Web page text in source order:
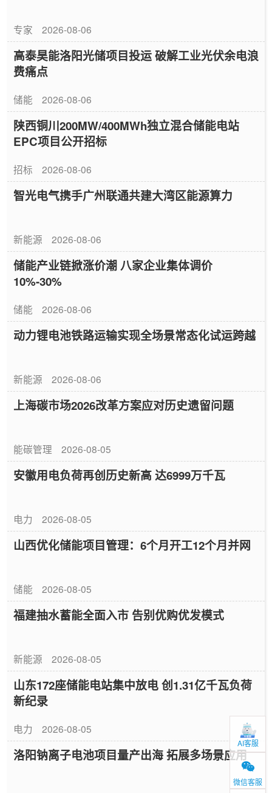
专家 2026-08-06
高泰昊能洛阳光储项目投运 破解工业光伏余电浪
费痛点
储能 2026-08-06
陕西铜川200MW/400MWh独立混合储能电站
EPC项目公开招标
招标 2026-08-06
智光电气携手广州联通共建大湾区能源算力
新能源 2026-08-06
储能产业链掀涨价潮 八家企业集体调价
10%-30%
储能 2026-08-06
动力锂电池铁路运输实现全场景常态化试运跨越
新能源 2026-08-06
上海碳市场2026改革方案应对历史遗留问题
能碳管理 2026-08-05
安徽用电负荷再创历史新高 达6999万千瓦
电力 2026-08-05
山西优化储能项目管理：6个月开工12个月并网
储能 2026-08-05
福建抽水蓄能全面入市 告别优购优发模式
新能源 2026-08-05
山东172座储能电站集中放电 创1.31亿千瓦负荷
新纪录
电力 2026-08-05
洛阳钠离子电池项目量产出海 拓展多场景应用
AI客服
微信客服